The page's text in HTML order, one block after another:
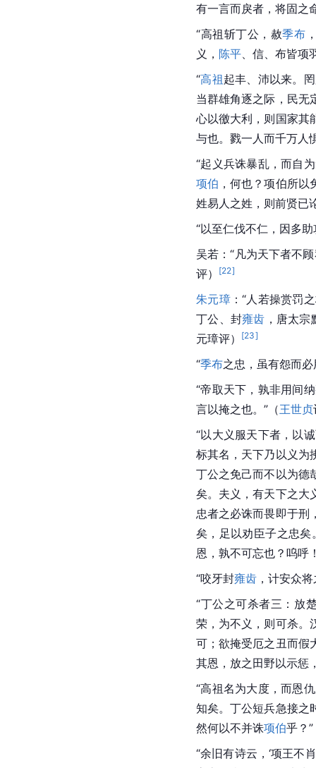
有一言而戾者，将固之
“高祖斩丁公，赦季布
义， 陈平 、信、布皆
“高祖起丰、沛以来。
当群雄角逐之际，民无
心以徼大利，则国家其
与也。戮一人而千万人
“起义兵诛暴乱，而自
项伯 ，何也？项伯所
姓易人之姓，则前贤已
“以至仁伐不仁，因多
吴若：“凡为天下者不
评）
[22]
朱元璋：“人若操赏罚
丁公、封雍齿 ，唐太宗
元璋评）
[23]
“季布之忠，虽有怨而
“帝取天下，孰非用间
言以掩之也。”（王世贞
“以大义服天下者，以
标其名，天下乃以义为
丁公之免己而不以为德
矣。夫义，有天下之大
忠者之必诛而畏即于刑
矣，足以劝臣子之忠
恩，孰不可忘也？呜呼
“咬牙封雍齿 ，计安众
“丁公之可杀者三：放
荣，为不义，则可杀。
可；欲掩受厄之丑而假
其恩，放之田野以示惩
“高祖名为大度，而恩
知矣。丁公短兵急接之
然何以不并诛项伯乎？
“余旧有诗云，‘项王不